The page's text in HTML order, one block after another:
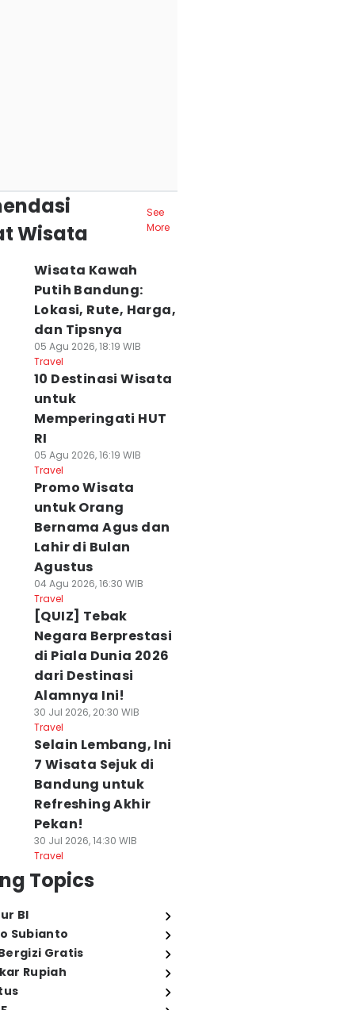
Wisata
See
More
Wisata Kawah
Putih Bandung:
Lokasi, Rute, Harga,
dan Tipsnya
05 Agu 2026, 18:19 WIB
Travel
10 Destinasi Wisata
untuk
Memperingati HUT
RI
05 Agu 2026, 16:19 WIB
Travel
Promo Wisata
untuk Orang
Bernama Agus dan
Lahir di Bulan
Agustus
04 Agu 2026, 16:30 WIB
Travel
[QUIZ] Tebak
Negara Berprestasi
di Piala Dunia 2026
dari Destinasi
Alamnya Ini!
30 Jul 2026, 20:30 WIB
Travel
Selain Lembang, Ini
7 Wisata Sejuk di
Bandung untuk
Refreshing Akhir
Pekan!
30 Jul 2026, 14:30 WIB
Travel
Topics
BI
Subianto
Gratis
Rupiah